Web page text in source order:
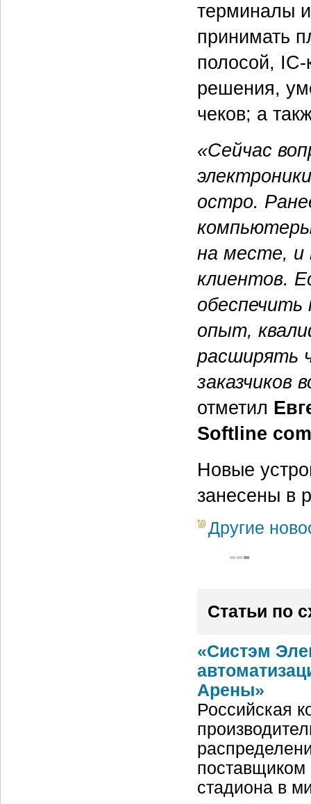
терминалы
принимать
полосой, IC-
решения,
чеков; а
«Сейчас
остро.
на месте, и
клиентов.
обеспечить
опыт,
расширять
заказчиков
отметил
Softline
Новые
занесены в
Другие
Статьи по
«Систэм
Арены»
Российская
поставщиком
стадиона в